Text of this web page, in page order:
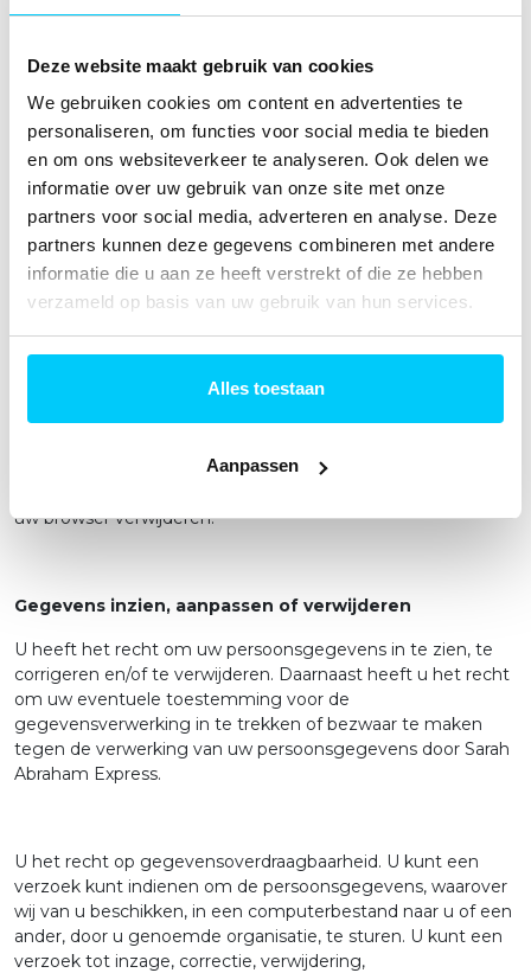
Deze website maakt gebruik van cookies
We gebruiken cookies om content en advertenties te
personaliseren, om functies voor social media te bieden
en om ons websiteverkeer te analyseren. Ook delen we
informatie over uw gebruik van onze site met onze
partners voor social media, adverteren en analyse. Deze
partners kunnen deze gegevens combineren met andere
informatie die u aan ze heeft verstrekt of die ze hebben
verzameld op basis van uw gebruik van hun services.
Alles toestaan
Aanpassen
bewerkersovereenkomst om te zorgen voor eenzelfde
gegevens.
Onze website maakt alleen gebruik van technische-,
functionele- en analytische cookies die geen inbreuk maken
op uw privacy. Een cookie is een klein tekstbestand dat bij
het eerste bezoek aan deze website wordt opgeslagen op
uw computer, tablet of smartphone. Het gebruik van de
cookies is noodzakelijk voor de technische werking van de
website en uw gebruiksgemak. Deze zorgen ervoor dat de
voorkeursinstellingen. Hiermee kunnen wij ook de werking
van de website optimaliseren. U kunt zich afmelden voor
stelle, zodat dat deze geen cookies meer opslaat. U kunt
uw browser verwijderen.
Gegevens inzien, aanpassen of verwijderen
U heeft het recht om uw persoonsgegevens in te zien, te
corrigeren en/of te verwijderen. Daarnaast heeft u het recht
om uw eventuele toestemming voor de
gegevensverwerking in te trekken of bezwaar te maken
tegen de verwerking van uw persoonsgegevens door Sarah
Abraham Express.
U het recht op gegevensoverdraagbaarheid. U kunt een
verzoek kunt indienen om de persoonsgegevens, waarover
wij van u beschikken, in een computerbestand naar u of een
ander, door u genoemde organisatie, te sturen. U kunt een
verzoek tot inzage, correctie, verwijdering,